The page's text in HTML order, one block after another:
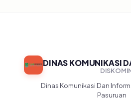
DINAS KOMUNIKASI
Dinas Komunikasi Dan
Pasuruan